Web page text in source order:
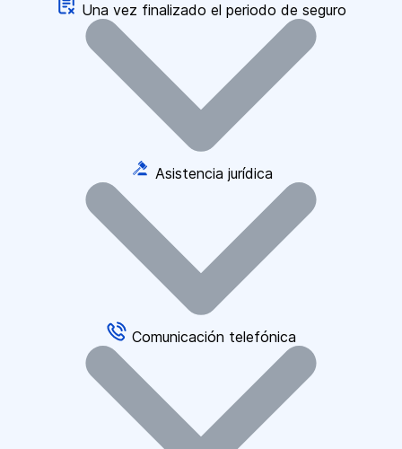
Una vez finalizado el periodo de seguro
Asistencia jurídica
Comunicación telefónica